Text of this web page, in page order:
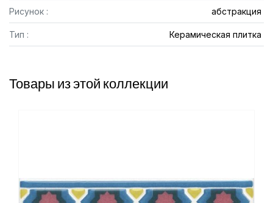
Рисунок : абстракция
Тип : Керамическая плитка
Товары из этой коллекции